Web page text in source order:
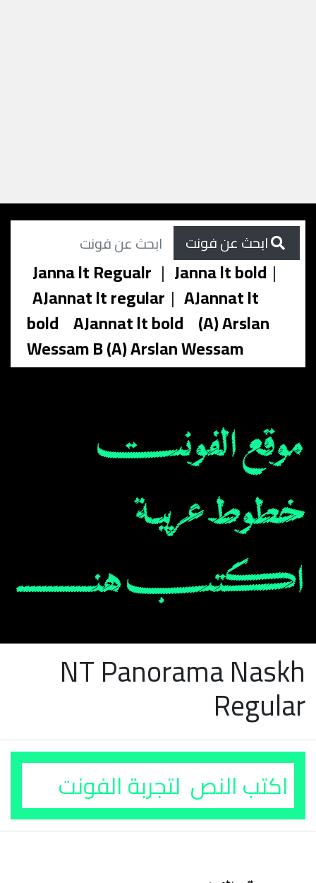
Janna lt Regualr | Janna lt bold |
AJannat lt regular | AJannat lt
bold AJannat lt bold (A) Arslan
Wessam B (A) Arslan Wessam
NT Panorama Naskh
Regular